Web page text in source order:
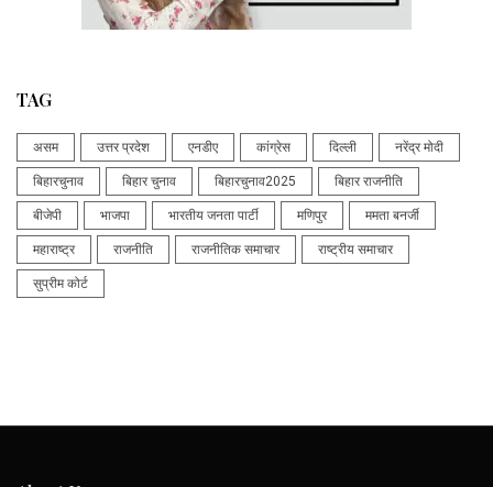
TAG
असम उत्तर प्रदेश एनडीए कांग्रेस दिल्ली नरेंद्र मोदी
बिहारचुनाव बिहार चुनाव बिहारचुनाव2025 बिहार राजनीति
बीजेपी भाजपा भारतीय जनता पार्टी मणिपुर ममता बनर्जी
महाराष्ट्र राजनीति राजनीतिक समाचार राष्ट्रीय समाचार
सुप्रीम कोर्ट